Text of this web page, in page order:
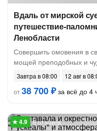
Вдаль от мирской
путешествие-
Ленобласти
Совершить омовения в
мощей преподобных и
Завтра в 08:00
12 авг в
от38 700 ₽за всё до 4
6 отзывов